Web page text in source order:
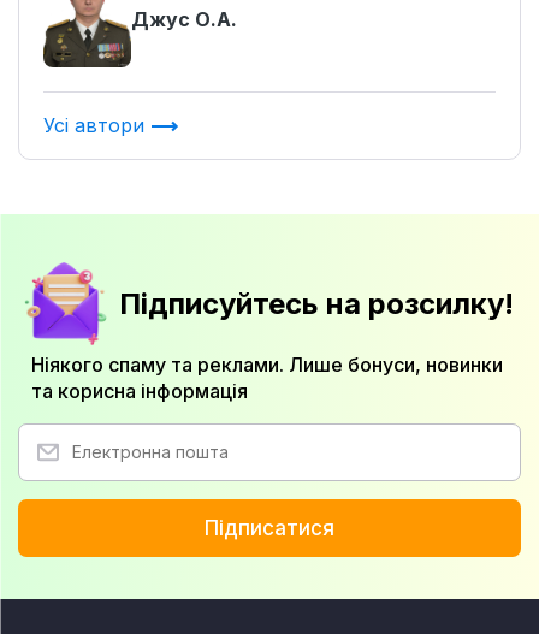
Джус О.А.
Усі автори
Підписуйтесь на розсилку!
Ніякого спаму та реклами. Лише бонуси, новинки
та корисна інформація
Підписатися